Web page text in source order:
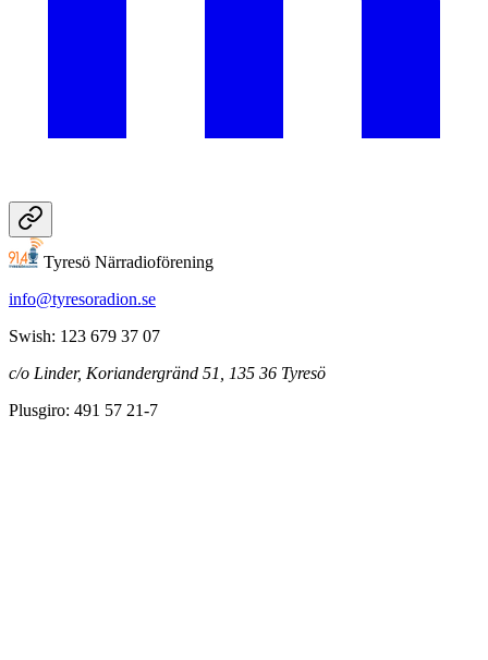
Tyresö Närradioförening
info@tyresoradion.se
Swish: 123 679 37 07
c/o Linder, Koriandergränd 51, 135 36 Tyresö
Plusgiro: 491 57 21-7